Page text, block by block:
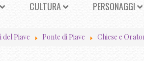
CULTURA PERSONAGGI
del Piave Ponte di Piave Chiese e